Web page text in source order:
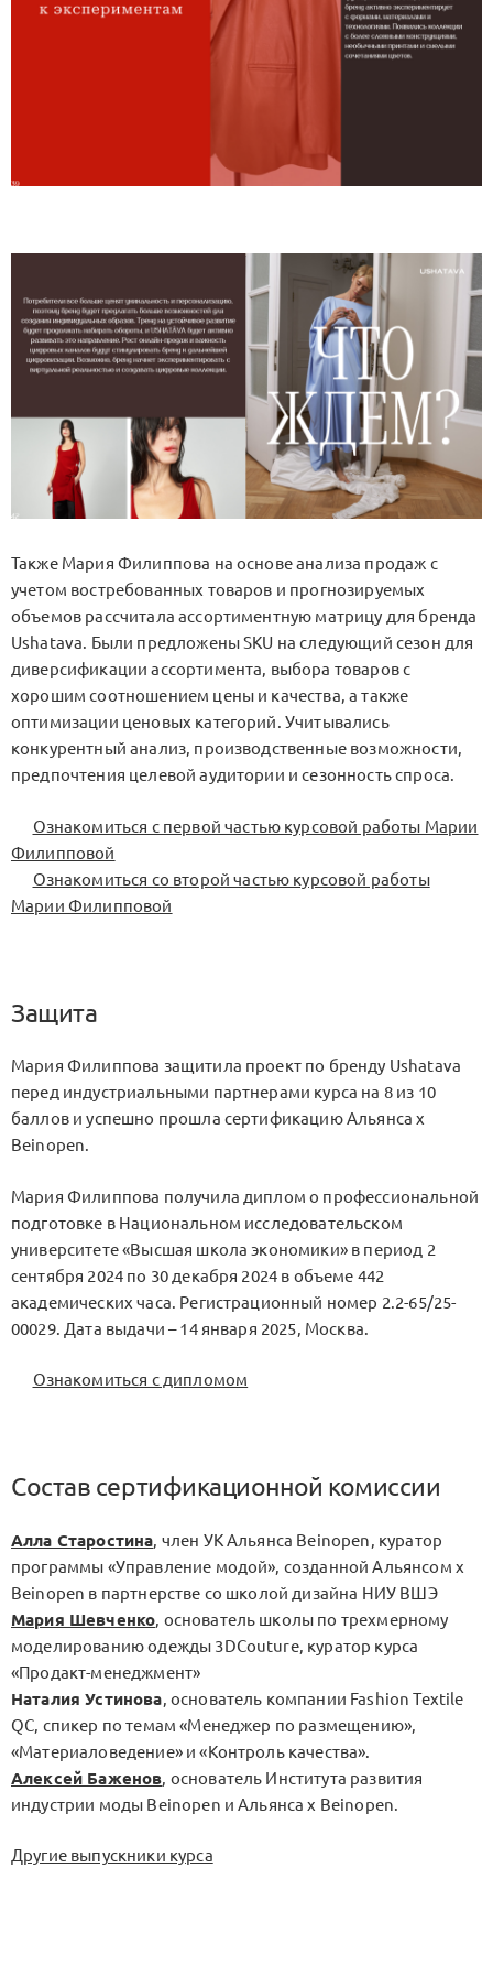
Также Мария Филиппова на основе анализа продаж с
учетом востребованных товаров и прогнозируемых
объемов рассчитала ассортиментную матрицу для бренда
Ushatava. Были предложены SKU на следующий сезон для
диверсификации ассортимента, выбора товаров с
хорошим соотношением цены и качества, а также
оптимизации ценовых категорий. Учитывались
конкурентный анализ, производственные возможности,
предпочтения целевой аудитории и сезонность спроса.
Ознакомиться с первой частью курсовой работы Марии
Филипповой
Ознакомиться со второй частью курсовой работы
Марии Филипповой
Защита
Мария Филиппова защитила проект по бренду Ushatava
перед индустриальными партнерами курса на 8 из 10
баллов и успешно прошла сертификацию Альянса x
Beinopen.
Мария Филиппова получила диплом о профессиональной
подготовке в Национальном исследовательском
университете «Высшая школа экономики» в период 2
сентября 2024 по 30 декабря 2024 в объеме 442
академических часа. Регистрационный номер 2.2-65/25-
00029. Дата выдачи – 14 января 2025, Москва.
Ознакомиться с дипломом
Состав сертификационной комиссии
Алла Старостина, член УК Альянса Beinopen, куратор
программы «Управление модой», созданной Альянсом x
Beinopen в партнерстве со школой дизайна НИУ ВШЭ
Мария Шевченко, основатель школы по трехмерному
моделированию одежды 3DCouture, куратор курса
«Продакт-менеджмент»
Наталия Устинова, основатель компании Fashion Textile
QC, спикер по темам «Менеджер по размещению»,
«Материаловедение» и «Контроль качества».
Алексей Баженов, основатель Института развития
индустрии моды Beinopen и Альянса х Beinopen.
Другие выпускники курса